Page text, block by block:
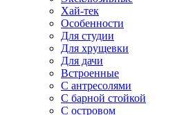
Хай-тек
Особенности
Для студии
Для хрущевки
Для дачи
Встроенные
С антресолями
С барной стойкой
С островом